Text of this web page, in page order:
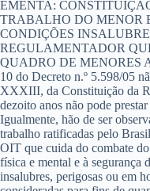
EMENTA:
TRABALHO DO MENOR
CONDIÇÕES
REGULAMENTADOR
QUADRO DE MENORES
10 do Decreto n.º 5.598/05
XXXIII, da Constituição da
dezoito anos não pode
Igualmente, hão de ser
trabalho ratificadas pelo
OIT que cuida do combate
física e mental e à segurança
insalubres, perigosas ou em